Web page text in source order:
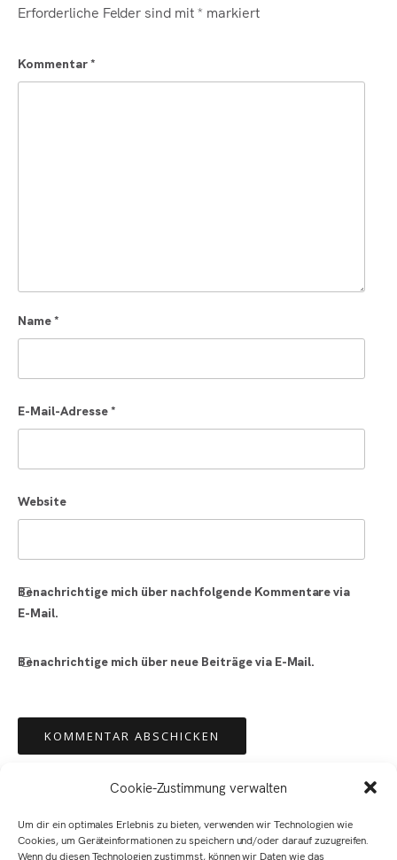
Cookie-Zustimmung verwalten
Um dir ein optimales Erlebnis zu bieten, verwenden wir Technologien wie
Cookies, um Geräteinformationen zu speichern und/oder darauf zuzugreifen.
Wenn du diesen Technologien zustimmst, können wir Daten wie das
Erforderliche Felder sind mit* markiert
Kommentar*
Name*
E-Mail-Adresse*
Website
Benachrichtige mich über nachfolgende Kommentare via
E-Mail.
Benachrichtige mich über neue Beiträge via E-Mail.